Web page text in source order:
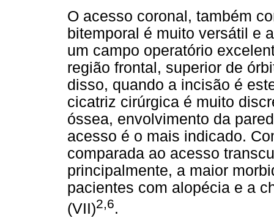
O acesso coronal, também
bitemporal é muito versátil e
um campo operatório
região frontal, superior de
disso, quando a incisão é
cicatriz cirúrgica é muito
óssea, envolvimento da
acesso é o mais indicado.
comparada ao acesso
principalmente, a maior
pacientes com alopécia e a
(VII)2,6.